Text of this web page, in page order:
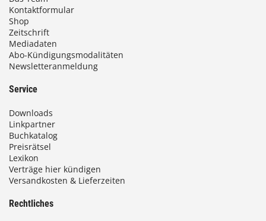
Kontaktformular
Shop
Zeitschrift
Mediadaten
Abo-Kündigungsmodalitäten
Newsletteranmeldung
Service
Downloads
Linkpartner
Buchkatalog
Preisrätsel
Lexikon
Verträge hier kündigen
Versandkosten & Lieferzeiten
Rechtliches